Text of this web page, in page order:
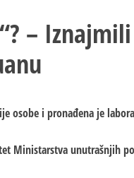
–
osobe i pronađena je
Ministarstva unutrašnjih